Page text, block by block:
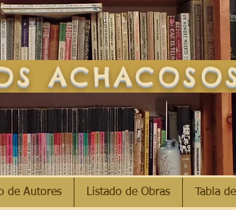
de Autores Listado de Obras Tabla